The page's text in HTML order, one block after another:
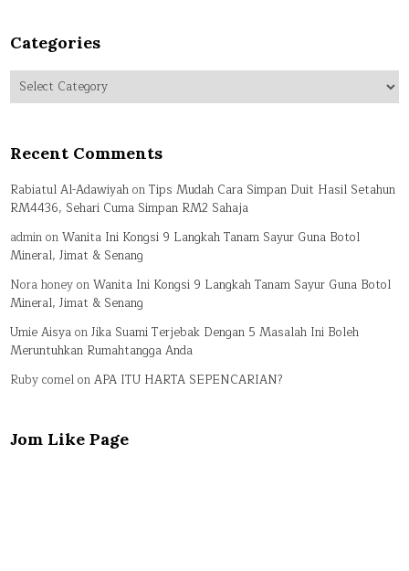
Categories
Categories
Recent Comments
Rabiatul Al-AdawiyahonTips Mudah Cara Simpan Duit Hasil Setahun
RM4436, Sehari Cuma Simpan RM2 Sahaja
adminonWanita Ini Kongsi 9 Langkah Tanam Sayur Guna Botol
Mineral, Jimat & Senang
Nora honeyonWanita Ini Kongsi 9 Langkah Tanam Sayur Guna Botol
Mineral, Jimat & Senang
Umie AisyaonJika Suami Terjebak Dengan 5 Masalah Ini Boleh
Meruntuhkan Rumahtangga Anda
Ruby comelonAPA ITU HARTA SEPENCARIAN?
Jom Like Page